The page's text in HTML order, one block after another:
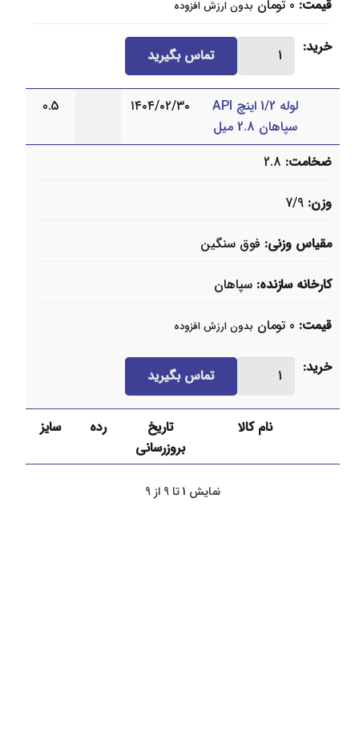
نام کالا
تاریخ
بروزرسانی
رده سایز
قیمت 0 تومان بدون ارزش افزوده
خرید
لوله
اینچ
API
سپاهان
2.9
میل
تماس بگیرید
لوله 1/2 اینچ API
سپاهان 2.8 میل
۱۴۰۴/۰۲/۳۰ 0.5
ضخامت 2.8
وزن 7/9
مقیاس وزنی فوق سنگین
کارخانه سازنده سپاهان
قیمت 0 تومان بدون ارزش افزوده
خرید
لوله
اینچ
2.8
تماس بگیرید
نمایش 1 تا 9 از 9